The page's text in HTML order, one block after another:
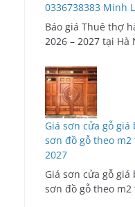
0336738383 Minh
Báo giá Thuê thợ
2026 – 2027 tại Hà
Giá sơn cửa gỗ
sơn đồ gỗ theo
2027
Giá sơn cửa gỗ
sơn đồ gỗ theo m2